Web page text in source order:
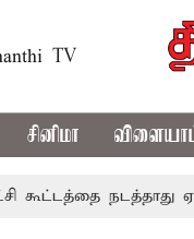
TV
சினிமா
நடத்தாது ஏன்?